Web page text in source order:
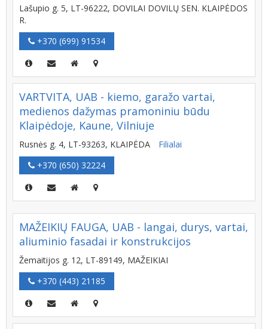
Lašupio g. 5, LT-96222, DOVILAI DOVILŲ SEN. KLAIPĖDOS
R.
+370 (699) 91534
VARTVITA, UAB - kiemo, garažo vartai,
medienos dažymas pramoniniu būdu
Klaipėdoje, Kaune, Vilniuje
Rusnės g. 4, LT-93263, KLAIPĖDA
Filialai
+370 (650) 32224
MAŽEIKIŲ FAUGA, UAB - langai, durys, vartai,
aliuminio fasadai ir konstrukcijos
Žemaitijos g. 12, LT-89149, MAŽEIKIAI
+370 (443) 21185